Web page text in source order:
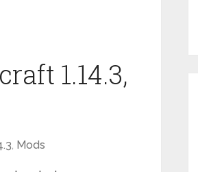
1.14.3,
, Mods